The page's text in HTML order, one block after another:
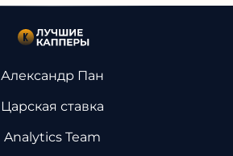
Александр Пан
Царская ставка
Analytics Team